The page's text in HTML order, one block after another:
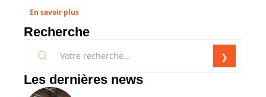
En savoir plus
Recherche
Les dernières news